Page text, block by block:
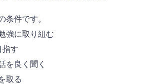
条件です。
強に取り組む
指す
を良く聞く
取る